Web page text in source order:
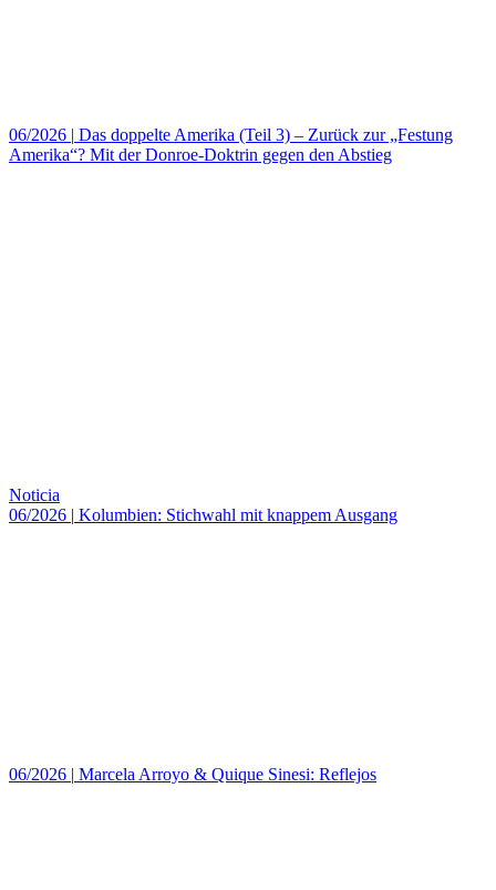
06/2026 | Das doppelte Amerika (Teil 3) – Zurück zur „Festung
Amerika“? Mit der Donroe-Doktrin gegen den Abstieg
Noticia
06/2026 | Kolumbien: Stichwahl mit knappem Ausgang
06/2026 | Marcela Arroyo & Quique Sinesi: Reflejos